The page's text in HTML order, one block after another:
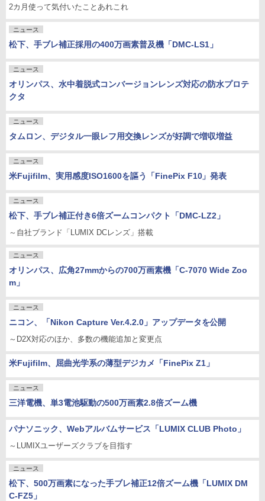
2カ月使って気付いたことあれこれ
ニュース
松下、手ブレ補正採用の400万画素普及機「DMC-LS1」
ニュース
オリンパス、水中着脱式コンバージョンレンズ対応の防水プロテ
クタ
ニュース
タムロン、デジタル一眼レフ用交換レンズが好調で増収増益
ニュース
米Fujifilm、実用感度ISO1600を謳う「FinePix F10」発表
ニュース
松下、手ブレ補正付き6倍ズームコンパクト「DMC-LZ2」
～自社ブランド「LUMIX DCレンズ」搭載
ニュース
オリンパス、広角27mmからの700万画素機「C-7070 Wide Zoo
m」
ニュース
ニコン、「Nikon Capture Ver.4.2.0」アップデータを公開
～D2X対応のほか、多数の機能追加と変更点
米Fujifilm、屈曲光学系の薄型デジカメ「FinePix Z1」
ニュース
三洋電機、単3電池駆動の500万画素2.8倍ズーム機
パナソニック、Webアルバムサービス「LUMIX CLUB Photo」
～LUMIXユーザーズクラブを目指す
ニュース
松下、500万画素になった手ブレ補正12倍ズーム機「LUMIX DM
C-FZ5」